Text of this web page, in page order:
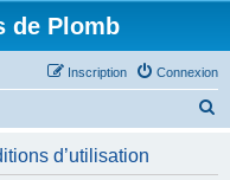
de Plomb
Connexion
Inscription
d’utilisation